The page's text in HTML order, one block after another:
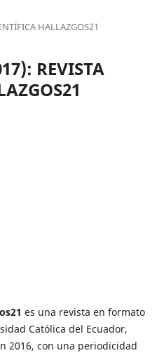
HALLAZGOS21
REVISTA
es una revista en formato
Católica del Ecuador,
2016, con una periodicidad